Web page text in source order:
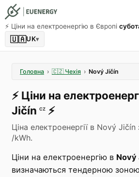
⚡️ Ціни на електроенергію в Європі
🇺🇦UK▾
Головна › 🇨🇿 Чехія › Nový Jičín
⚡️ Ціни на
Jičín CZ ⚡️
Ціна електроенергії в Nový
/kWh.
Ціни на електроенергію в Nový
визначаються тендерною